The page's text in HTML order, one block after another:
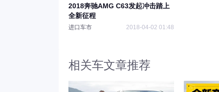
2018奔驰AMG C63发起冲击踏上
全新征程
进口车市 2018-04-02 01:48
相关车文章推荐